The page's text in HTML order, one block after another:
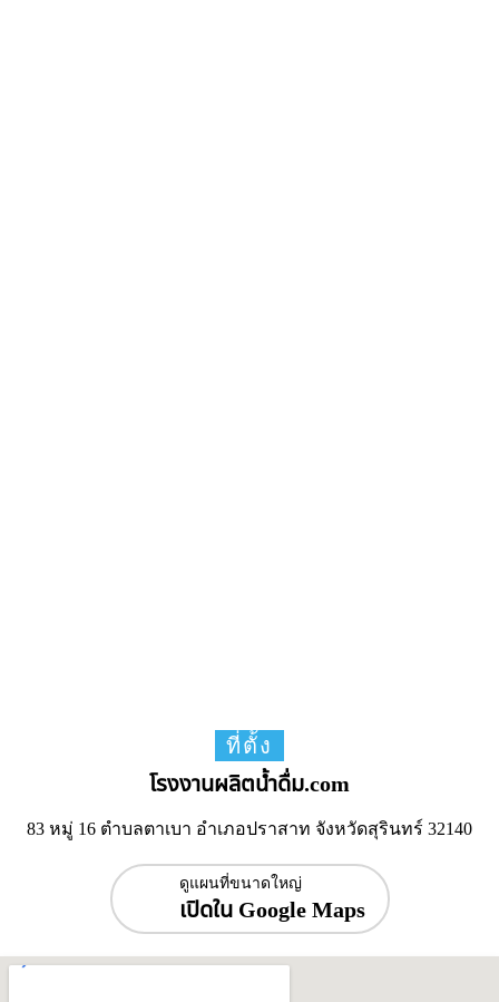
ที่ตั้ง
โรงงานผลิตน้ำดื่ม.com
83 หมู่ 16 ตำบลตาเบา อำเภอปราสาท จังหวัดสุรินทร์ 32140
ดูแผนที่ขนาดใหญ่
เปิดใน Google Maps